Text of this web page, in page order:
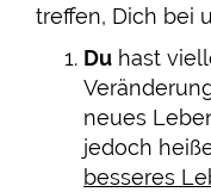
treffen, Dich bei
Du hast
neues
jedoch
besseres